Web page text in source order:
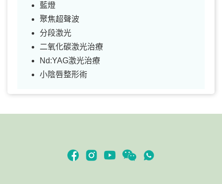
藍燈
聚焦超聲波
分段激光
二氧化碳激光治療
Nd:YAG激光治療
小陰唇整形術